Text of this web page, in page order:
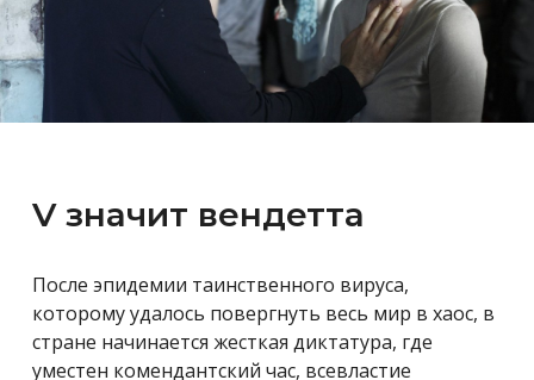
V значит вендетта
После эпидемии таинственного вируса,
которому удалось повергнуть весь мир в хаос, в
стране начинается жесткая диктатура, где
уместен комендантский час, всевластие